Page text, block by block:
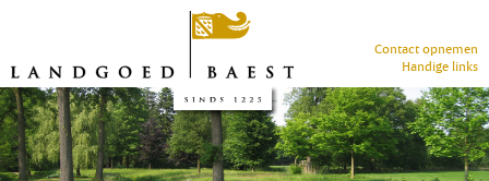
Contact opnemen
Handige links